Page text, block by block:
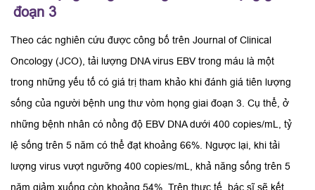
đoạn 3
Theo các nghiên cứu được công bố trên Journal of Clinical
Oncology (JCO), tải lượng DNA virus EBV trong máu là một
trong những yếu tố có giá trị tham khảo khi đánh giá tiên lượng
sống của người bệnh ung thư vòm họng giai đoạn 3. Cụ thể, ở
những bệnh nhân có nồng độ EBV DNA dưới 400 copies/mL, tỷ
lệ sống trên 5 năm có thể đạt khoảng 66%. Ngược lại, khi tải
lượng virus vượt ngưỡng 400 copies/mL, khả năng sống trên 5
năm giảm xuống còn khoảng 54%. Trên thực tế, bác sĩ sẽ kết